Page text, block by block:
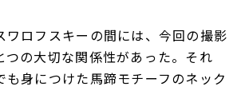
ワロフスキーの間には、今回の撮影
つの大切な関係性があった。それ
も身につけた馬蹄モチーフのネック